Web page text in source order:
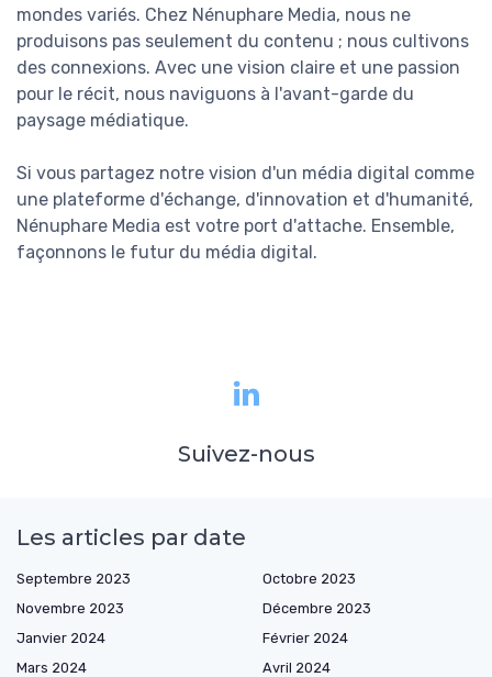
mondes variés. Chez Nénuphare Media, nous ne
produisons pas seulement du contenu ; nous cultivons
des connexions. Avec une vision claire et une passion
pour le récit, nous naviguons à l'avant-garde du
paysage médiatique.
Si vous partagez notre vision d'un média digital comme
une plateforme d'échange, d'innovation et d'humanité,
Nénuphare Media est votre port d'attache. Ensemble,
façonnons le futur du média digital.
Suivez-nous
Les articles par date
Septembre 2023
Octobre 2023
Novembre 2023
Décembre 2023
Janvier 2024
Février 2024
Mars 2024
Avril 2024